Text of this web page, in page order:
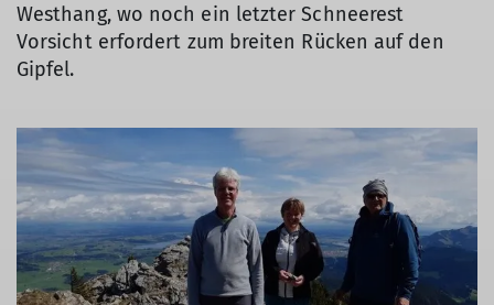
Westhang, wo noch ein letzter Schneerest
Vorsicht erfordert zum breiten Rücken auf den
Gipfel.